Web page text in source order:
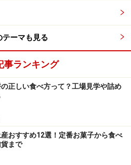
円税込
チゼリー入りの白餡を小麦粉生
とほんのり桃の香りが楽しめま
ンもまるでホンモノの桃の箱の
！
ど
テーマも見る
事ランキング
正しい食べ方って？工場見学や詰め
おすすめ12選！定番お菓子から食べ
まで